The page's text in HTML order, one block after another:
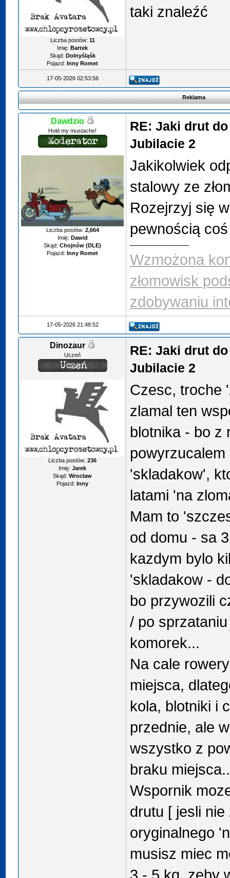
Liczba postów: 11
Imię: Bartek
Skąd: Dolnyśląśk
Pojazd: Inny Romet
taki znaleźć
17-05-2026 02:53:56
Reklama
Dawdzio
Hold my mustache!
Liczba postów: 2,664
Imię: Dawid
Skąd: Chojnów (DLE)
Pojazd: Inny Romet
RE: Jaki drut
Jubilacie 2
Jakikolwiek
stalowy ze
Rozejrzyj się
pewnością
Wzmożona
złomowisk
zdobywaniu
17-05-2026 21:48:52
Dinozaur
Uczeń
Liczba postów:236
Imię: Jarek
Skąd: Wroclaw
Pojazd: Inny
RE: Jaki drut
Jubilacie 2
Czesc, troche
zlamal ten
blotnika - bo z
'skladakow',
latami 'na
Mam to
od domu - sa
kazdym bylo
'skladakow -
bo przywozili
/ po
komorek...
Na cale
miejsca,
kola, blotniki i
przednie, ale
wszystko z
braku
Wspornik
drutu [ jesli
oryginalnego
musisz miec